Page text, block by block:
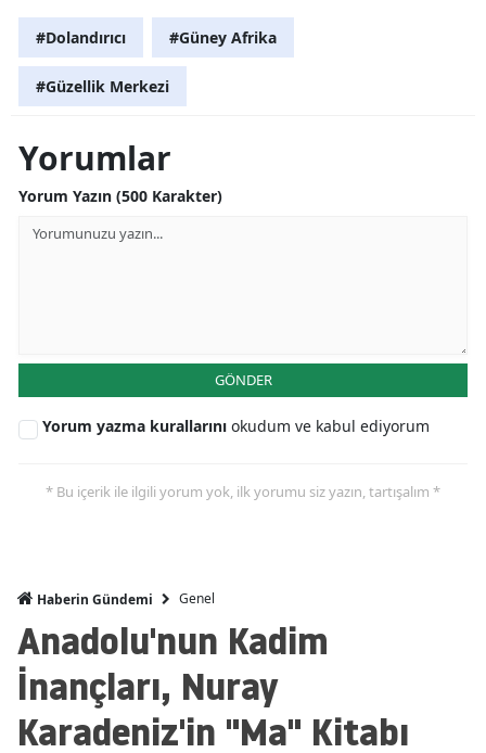
#Dolandırıcı #Güney Afrika
#Güzellik Merkezi
Yorumlar
Yorum Yazın (500 Karakter)
GÖNDER
Yorum yazma kurallarını okudum ve kabul ediyorum
* Bu içerik ile ilgili yorum yok, ilk yorumu siz yazın, tartışalım *
Haberin Gündemi Genel
Anadolu'nun Kadim
İnançları, Nuray
Karadeniz'in "Ma" Kitabı